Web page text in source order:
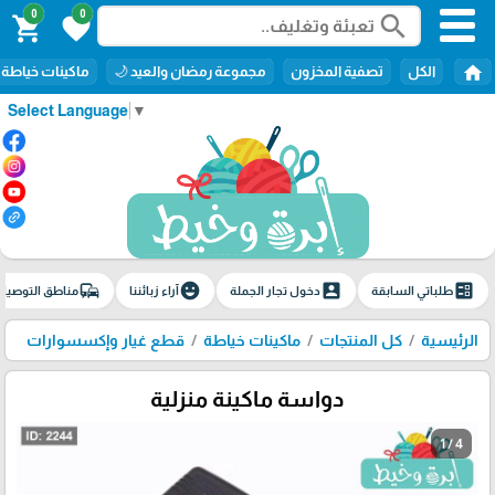
Select Language ▼
search
0
favorite
0
shopping_cart
home الكل تصفية المخزون مجموعة رمضان والعيد 🌙 ماكينات خياطة
ballotطلباتي السابقة account_boxدخول تجار الجملة emoji_emotionsآراء زبائننا commuteمناطق
الرئيسية كل المنتجات ماكينات خياطة قطع غيار وإكسسوارات
دواسة ماكينة منزلية
1 / 4